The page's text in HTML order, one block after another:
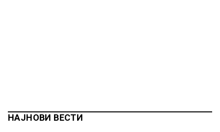
НАЈНОВИ ВЕСТИ